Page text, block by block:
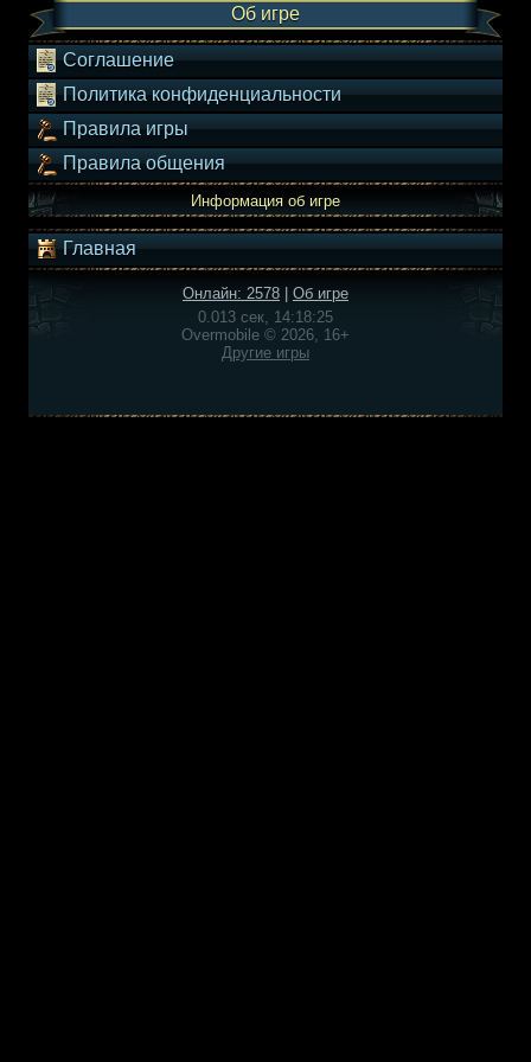
Об игре
Соглашение
Политика конфиденциальности
Правила игры
Правила общения
Информация об игре
Главная
Онлайн: 2578
Об игре
0.013 сек, 14:18:25
Overmobile © 2026, 16+
Другие игры